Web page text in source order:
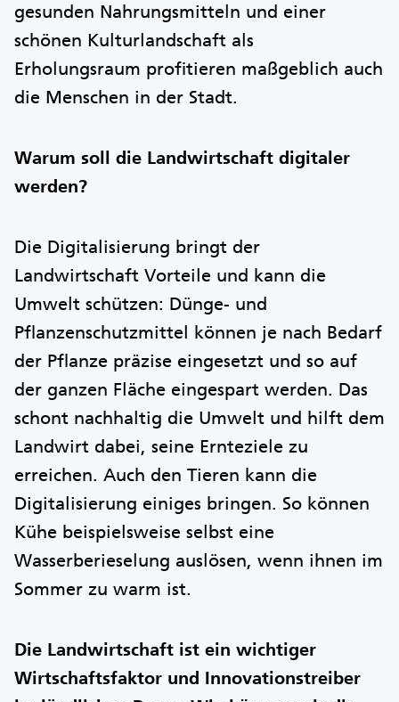
gesunden Nahrungsmitteln und einer
schönen Kulturlandschaft als
Erholungsraum profitieren maßgeblich auch
die Menschen in der Stadt.
Warum soll die Landwirtschaft digitaler
werden?
Die Digitalisierung bringt der
Landwirtschaft Vorteile und kann die
Umwelt schützen: Dünge- und
Pflanzenschutzmittel können je nach Bedarf
der Pflanze präzise eingesetzt und so auf
der ganzen Fläche eingespart werden. Das
schont nachhaltig die Umwelt und hilft dem
Landwirt dabei, seine Ernteziele zu
erreichen. Auch den Tieren kann die
Digitalisierung einiges bringen. So können
Kühe beispielsweise selbst eine
Wasserberieselung auslösen, wenn ihnen im
Sommer zu warm ist.
Die Landwirtschaft ist ein wichtiger
Wirtschaftsfaktor und Innovationstreiber